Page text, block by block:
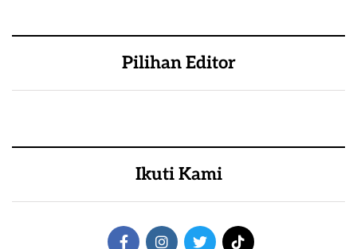
Pilihan Editor
Ikuti Kami